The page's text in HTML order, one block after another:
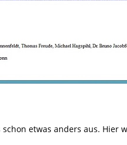
etwas anders aus. Hier